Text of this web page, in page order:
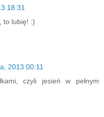
18:31
to lubię! :)
2013 00:11
czyli jesień w pełnym